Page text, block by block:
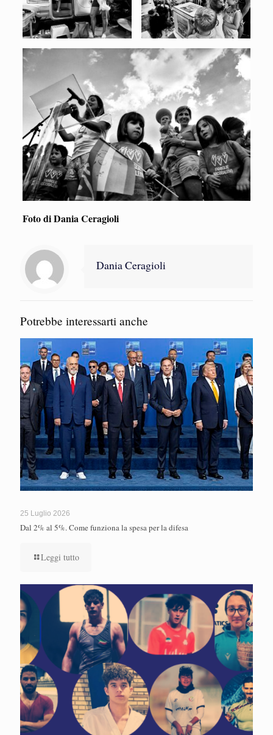
Foto di Dania Ceragioli
Dania Ceragioli
Potrebbe interessarti anche
25 Luglio 2026
Dal 2% al 5%. Come funziona la spesa per la difesa
Leggi tutto